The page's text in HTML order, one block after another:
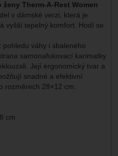
Therm-A-Rest Women
v dámské verzi, která je
vyšší tepelný komfort. Hodí se
váhy i sbaleného
samonafukovací karimatky
Její ergonomický tvar a
snadné a efektivní
rozměrech 28×12 cm.
cm